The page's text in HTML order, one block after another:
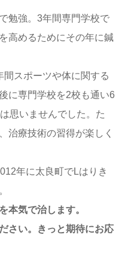
勉強。3年間専門学校で
高めるためにその年に鍼
スポーツや体に関する
に専門学校を2校も通い6
思いませんでした。た
治療技術の習得が楽しく
年に太良町でLはりき
本気で治します。
さい。きっと期待にお応